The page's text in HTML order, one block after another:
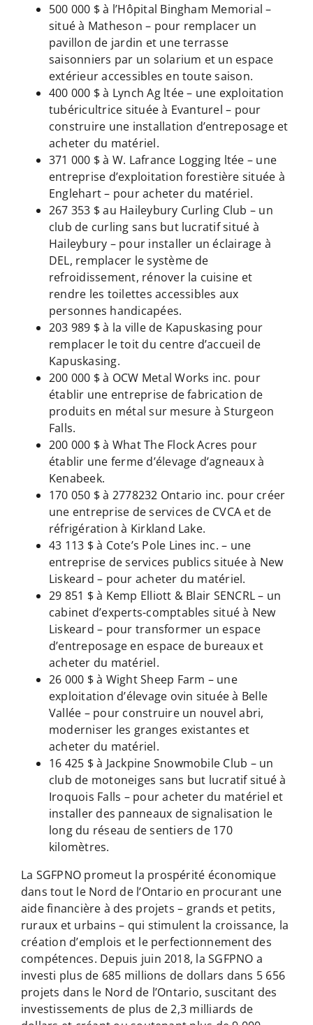
500 000 $ à l’Hôpital Bingham Memorial –
situé à Matheson – pour remplacer un
pavillon de jardin et une terrasse
saisonniers par un solarium et un espace
extérieur accessibles en toute saison.
400 000 $ à Lynch Ag ltée – une exploitation
tubéricultrice située à Evanturel – pour
construire une installation d’entreposage et
acheter du matériel.
371 000 $ à W. Lafrance Logging ltée – une
entreprise d’exploitation forestière située à
Englehart – pour acheter du matériel.
267 353 $ au Haileybury Curling Club – un
club de curling sans but lucratif situé à
Haileybury – pour installer un éclairage à
DEL, remplacer le système de
refroidissement, rénover la cuisine et
rendre les toilettes accessibles aux
personnes handicapées.
203 989 $ à la ville de Kapuskasing pour
remplacer le toit du centre d’accueil de
Kapuskasing.
200 000 $ à OCW Metal Works inc. pour
établir une entreprise de fabrication de
produits en métal sur mesure à Sturgeon
Falls.
200 000 $ à What The Flock Acres pour
établir une ferme d’élevage d’agneaux à
Kenabeek.
170 050 $ à 2778232 Ontario inc. pour créer
une entreprise de services de CVCA et de
réfrigération à Kirkland Lake.
43 113 $ à Cote’s Pole Lines inc. – une
entreprise de services publics située à New
Liskeard – pour acheter du matériel.
29 851 $ à Kemp Elliott & Blair SENCRL – un
cabinet d’experts-comptables situé à New
Liskeard – pour transformer un espace
d’entreposage en espace de bureaux et
acheter du matériel.
26 000 $ à Wight Sheep Farm – une
exploitation d’élevage ovin située à Belle
Vallée – pour construire un nouvel abri,
moderniser les granges existantes et
acheter du matériel.
16 425 $ à Jackpine Snowmobile Club – un
club de motoneiges sans but lucratif situé à
Iroquois Falls – pour acheter du matériel et
installer des panneaux de signalisation le
long du réseau de sentiers de 170
kilomètres.
La SGFPNO promeut la prospérité économique
dans tout le Nord de l’Ontario en procurant une
aide financière à des projets – grands et petits,
ruraux et urbains – qui stimulent la croissance, la
création d’emplois et le perfectionnement des
compétences. Depuis juin 2018, la SGFPNO a
investi plus de 685 millions de dollars dans 5 656
projets dans le Nord de l’Ontario, suscitant des
investissements de plus de 2,3 milliards de